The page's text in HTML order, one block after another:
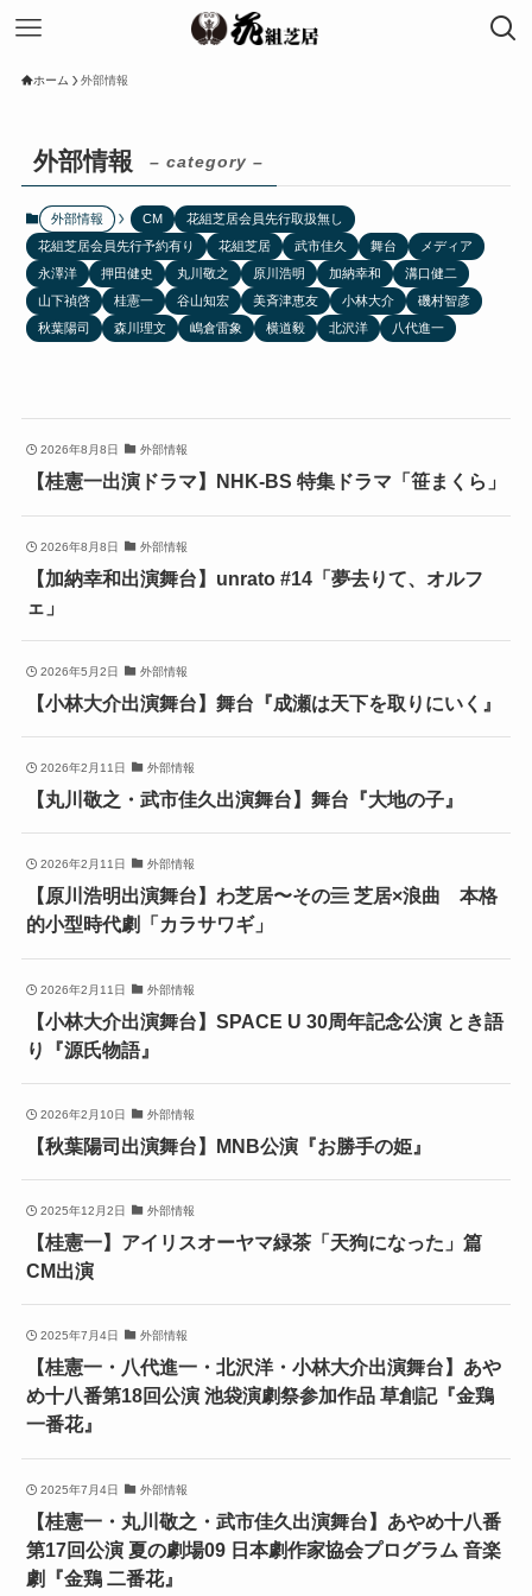
ホーム 外部情報
外部情報 – category –
外部情報 CM
花組芝居会員先行取扱無し
花組芝居会員先行予約有り
花組芝居 武市佳久 舞台
メディア
永澤洋
押田健史 丸川敬之 原川浩明 加納幸和
溝口健二
山下禎啓
桂憲一 谷山知宏 美斉津恵友 小林大介
磯村智彦
秋葉陽司
森川理文 嶋倉雷象 横道毅 北沢洋 八代進一
2026年8月8日 外部情報
【桂憲一出演ドラマ】NHK-BS 特集ドラマ「笹まくら」
2026年8月8日 外部情報
【加納幸和出演舞台】unrato #14「夢去りて、オルフ
ェ」
2026年5月2日 外部情報
【小林大介出演舞台】舞台『成瀬は天下を取りにいく』
2026年2月11日 外部情報
【丸川敬之・武市佳久出演舞台】舞台『大地の子』
2026年2月11日 外部情報
【原川浩明出演舞台】わ芝居〜その亖 芝居×浪曲 本格
的小型時代劇「カラサワギ」
2026年2月11日 外部情報
【小林大介出演舞台】SPACE U 30周年記念公演 とき語
り『源氏物語』
2026年2月10日 外部情報
【秋葉陽司出演舞台】MNB公演『お勝手の姫』
2025年12月2日 外部情報
【桂憲一】アイリスオーヤマ緑茶「天狗になった」篇
CM出演
2025年7月4日 外部情報
【桂憲一・八代進一・北沢洋・小林大介出演舞台】あや
め十八番第18回公演 池袋演劇祭参加作品 草創記『金鶏
一番花』
2025年7月4日 外部情報
【桂憲一・丸川敬之・武市佳久出演舞台】あやめ十八番
第17回公演 夏の劇場09 日本劇作家協会プログラム 音楽
劇『金鶏 二番花』